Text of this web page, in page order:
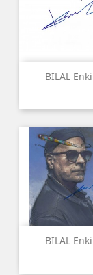
BILAL Enki
BILAL Enki